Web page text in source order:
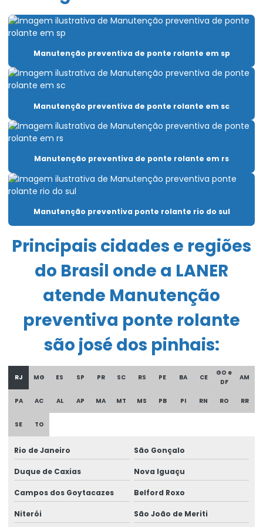
Caminho de rolamento para pontes rolantes
Carro Talha Duplaviga
Carro Talha Motorizado Para Cargas Pesadas
Célula carga industrial
Célula de carga para ponte rolante
Chave fim de curso para ponte rolante
Comprar Talha Fixa Aço Carbono
Comprar Talha Nova Para Elevação Industrial
Controle remoto para ponte rolante
Corrente Para Talha Elétrica Até 9 Metros
Cortina de cabo ponte rolante
Curso De Reciclagem Para Operadores De Talhas
Discos de freios ponte rolante multimarcas
Distribuidor autorizado swf krantechnik brasil
Empresa especializada em manutenção de ponte rolante
Empresa de ponte rolante
Empresa de talha elétrica
Empresas de barramento blindado
Manutenção preventiva de ponte rolante em sp
Manutenção preventiva de ponte rolante em sc
Manutenção preventiva de ponte rolante em rs
Manutenção preventiva ponte rolante rio do sul
Principais cidades e regiões
do Brasil onde a LANER
atende Manutenção
preventiva ponte rolante
são josé dos pinhais:
RJ MG ES SP PR SC RS PE BA CE
GO e
DF
AM
PA AC AL AP MA MT MS PB PI RN RO RR
SE TO
Rio de Janeiro São Gonçalo
Duque de Caxias Nova Iguaçu
Campos dos Goytacazes Belford Roxo
Niterói São João de Meriti